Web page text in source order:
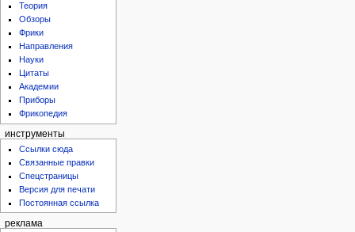
Теория
Обзоры
Фрики
Направления
Науки
Цитаты
Академии
Приборы
Фрикопедия
инструменты
Ссылки сюда
Связанные правки
Спецстраницы
Версия для печати
Постоянная ссылка
реклама